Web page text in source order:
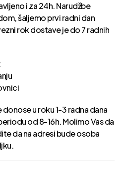
i za 24h. Narudžbe
šaljemo prvi radni dan
rok dostave je do 7 radnih
u roku 1-3 radna dana
od 8-16h. Molimo Vas da
da na adresi bude osoba